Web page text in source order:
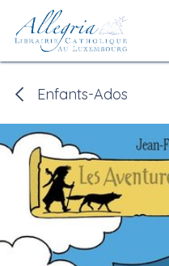
Se rendre au contenu
Enfants-Ados